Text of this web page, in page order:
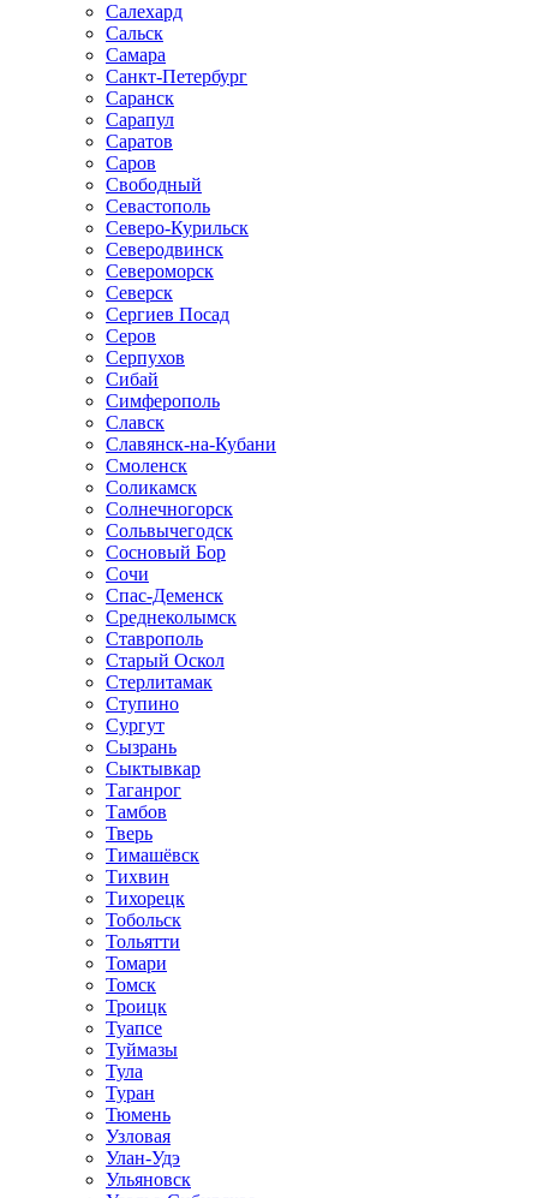
Салехард
Сальск
Самара
Санкт-Петербург
Саранск
Сарапул
Саратов
Саров
Свободный
Севастополь
Северо-Курильск
Северодвинск
Североморск
Северск
Сергиев Посад
Серов
Серпухов
Сибай
Симферополь
Славск
Славянск-на-Кубани
Смоленск
Соликамск
Солнечногорск
Сольвычегодск
Сосновый Бор
Сочи
Спас-Деменск
Среднеколымск
Ставрополь
Старый Оскол
Стерлитамак
Ступино
Сургут
Сызрань
Сыктывкар
Таганрог
Тамбов
Тверь
Тимашёвск
Тихвин
Тихорецк
Тобольск
Тольятти
Томари
Томск
Троицк
Туапсе
Туймазы
Тула
Туран
Тюмень
Узловая
Улан-Удэ
Ульяновск